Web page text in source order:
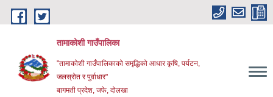
Skip to main content
तामाकोशी गाउँपालिका
"तामाकोशी गाउँपालिकाको समृद्धिको आधार कृषि, पर्यटन,
जलस्रोत र पुर्वाधार"
बागमती प्रदेश, जफे, दोलखा